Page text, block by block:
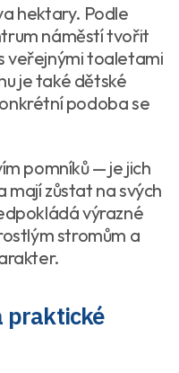
hektary. Podle
náměstí tvořit
veřejnými toaletami
je také dětské
podoba se
pomníků — je jich
mají zůstat na svých
výrazné
stromům a
praktické